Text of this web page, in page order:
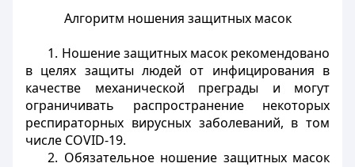
Алгоритм ношения защитных масок
1. Ношение защитных масок рекомендовано
в целях защиты людей от инфицирования в
качестве механической преграды и могут
ограничивать распространение некоторых
респираторных вирусных заболеваний, в том
числе COVID-19.
2. Обязательное ношение защитных масок